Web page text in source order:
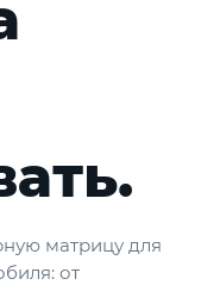
матрицу для
от